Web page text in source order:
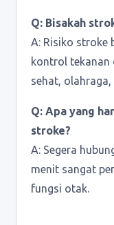
Q: Bisakah
A: Risiko stroke
kontrol tekanan
sehat,
Q: Apa yang
stroke?
A: Segera
menit sangat
fungsi otak.